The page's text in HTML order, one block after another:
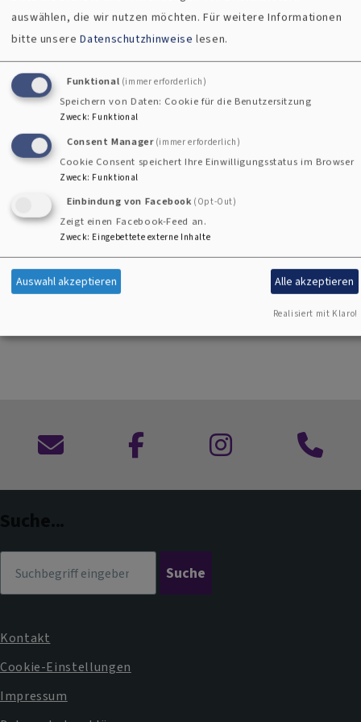
Kulissen der ehrwürdigen Stadtkirche von Hof.
Das genaue Programm verraten wir bald – aber eines ist
sicher: Hier gibt’s jede Menge zu staunen, zu spielen, zu
hören und auszuprobieren!
Also: Kalender zücken, Termin eintragen und unbedingt
vorbeischauen!
Fr, 3. Oktober, 15–18 Uhr
Wo?St. Michaeliskirche, Hof
Kontaktformular
zu
zu
Anruf
Fußbereichsmenü
Kontakt
Cookie-Einstellungen
Impressum
auswählen, die wir nutzen möchten.Für weitere Informationen
bitte unsereDatenschutzhinweise lesen.
Funktional (immer erforderlich)
Speichern von Daten: Cookie für die Benutzersitzung
Zweck: Funktional
Consent Manager (immer erforderlich)
Cookie Consent speichert Ihre Einwilligungsstatus im Browser
Zweck: Funktional
Einbindung von Facebook (Opt-Out)
Zeigt einen Facebook-Feed an.
Zweck: Eingebettete externe Inhalte
Auswahl akzeptieren Alle akzeptieren
Realisiert mit Klaro!